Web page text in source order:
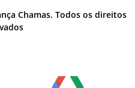
Chamas. Todos os direitos